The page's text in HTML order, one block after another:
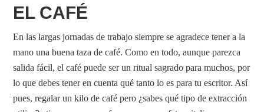
EL CAFÉ
En las largas jornadas de trabajo siempre se agradece tener a la
mano una buena taza de café. Como en todo, aunque parezca
salida fácil, el café puede ser un ritual sagrado para muchos, por
lo que debes tener en cuenta qué tanto lo es para tu escritor. Así
pues, regalar un kilo de café pero ¿sabes qué tipo de extracción